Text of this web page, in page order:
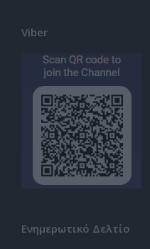
Viber
Ενημερωτικό Δελτίο